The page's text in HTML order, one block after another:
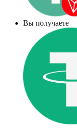
Вы получаете